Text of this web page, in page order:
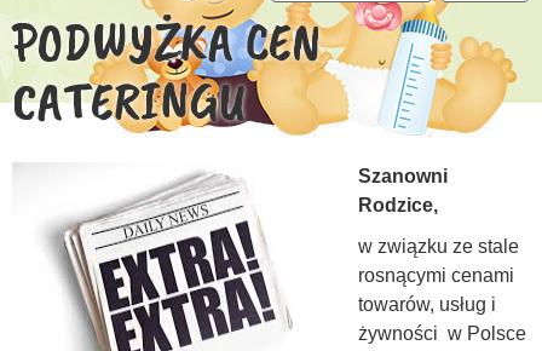
PODWYŻKA CEN
CATERINGU
Szanowni
Rodzice,
w związku ze stale
rosnącymi cenami
towarów, usług i
żywności w Polsce